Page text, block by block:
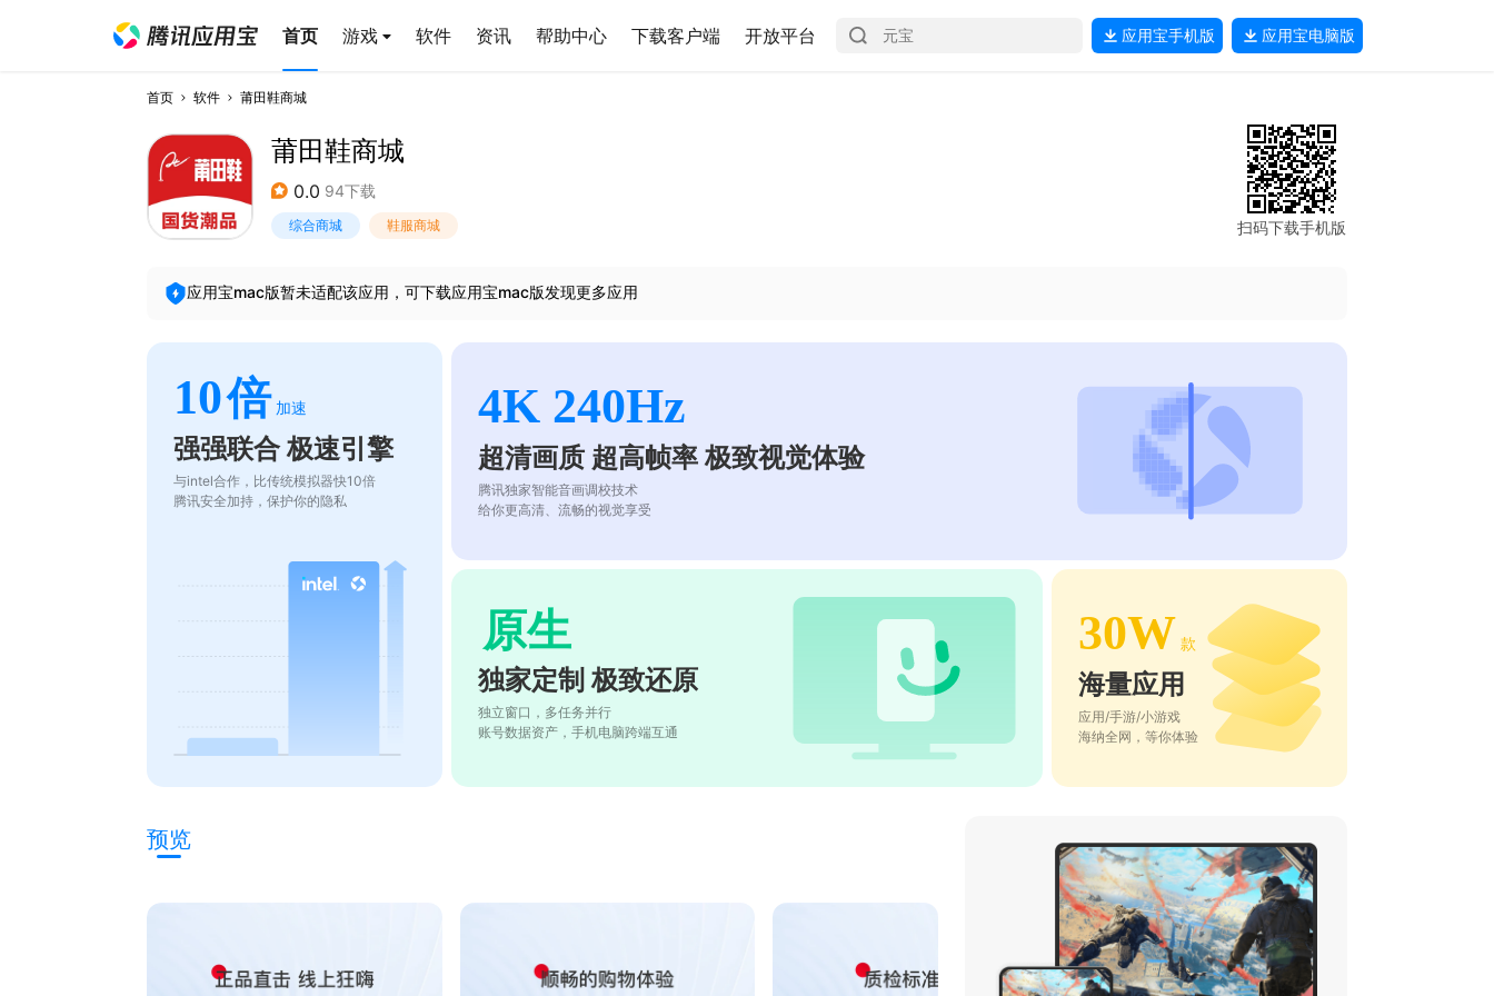
首页 游戏 软件 资讯 帮助中心 下载客户端 开放平台 应用宝手机版 应用宝电脑版
首页 软件 莆田鞋商城
莆田鞋商城
0.0 94下载
综合商城 鞋服商城 扫码下载手机版
应用宝mac版暂未适配该应用，可下载应用宝mac版发现更多应用
10倍 加速
强强联合 极速引擎
与intel合作，比传统模拟器快10倍
腾讯安全加持，保护你的隐私
4K 240Hz
超清画质 超高帧率 极致视觉体验
腾讯独家智能音画调校技术
给你更高清、流畅的视觉享受
原生
独家定制 极致还原
独立窗口，多任务并行
账号数据资产，手机电脑跨端互通
30W 款
海量应用
应用/手游/小游戏
海纳全网，等你体验
预览